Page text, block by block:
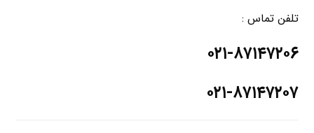
تلفن تماس :
۰۲۱-۸۷۱۴۷۲۰۶
۰۲۱-۸۷۱۴۷۲۰۷